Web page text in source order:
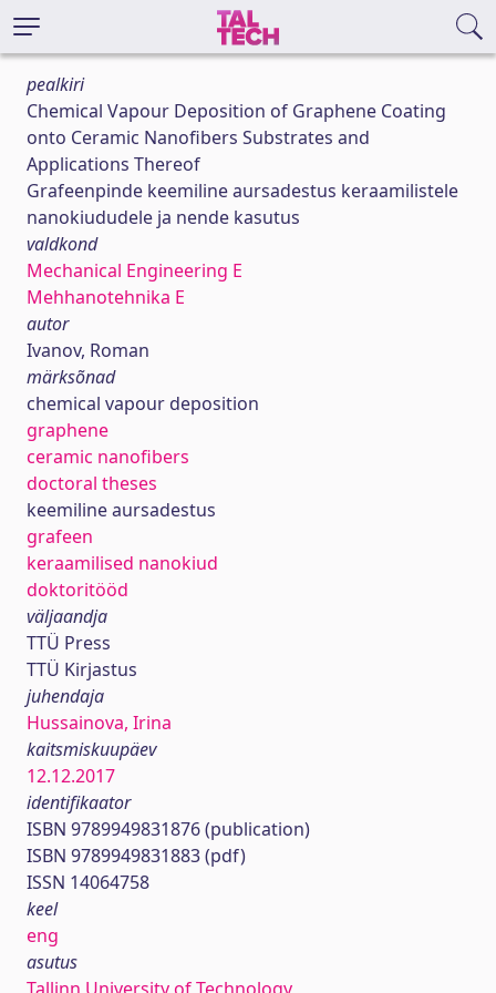
pealkiri
Chemical Vapour Deposition of Graphene Coating
onto Ceramic Nanofibers Substrates and
Applications Thereof
Grafeenpinde keemiline aursadestus keraamilistele
nanokiududele ja nende kasutus
valdkond
Mechanical Engineering E
Mehhanotehnika E
autor
Ivanov, Roman
märksõnad
chemical vapour deposition
graphene
ceramic nanofibers
doctoral theses
keemiline aursadestus
grafeen
keraamilised nanokiud
doktoritööd
väljaandja
TTÜ Press
TTÜ Kirjastus
juhendaja
Hussainova, Irina
kaitsmiskuupäev
12.12.2017
identifikaator
ISBN 9789949831876 (publication)
ISBN 9789949831883 (pdf)
ISSN 14064758
keel
eng
asutus